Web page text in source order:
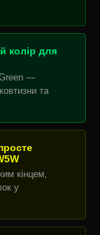
колір для
Green —
та
кінцем,
у